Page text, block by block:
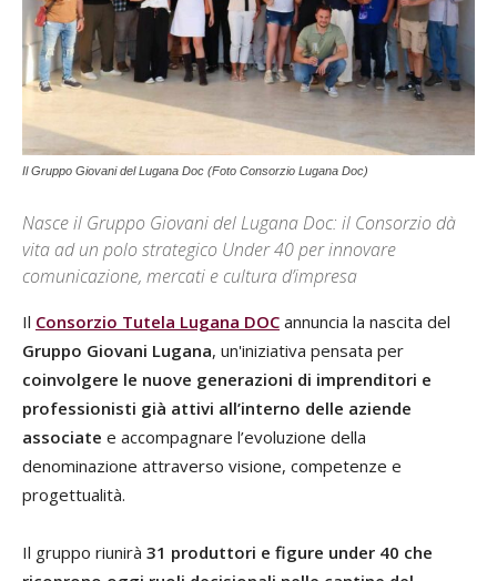
Il Gruppo Giovani del Lugana Doc (Foto Consorzio Lugana Doc)
Nasce il Gruppo Giovani del Lugana Doc: il Consorzio dà
vita ad un polo strategico Under 40 per innovare
comunicazione, mercati e cultura d’impresa
Il Consorzio Tutela Lugana DOC annuncia la nascita del
Gruppo Giovani Lugana, un'iniziativa pensata per
coinvolgere le nuove generazioni di imprenditori e
professionisti già attivi all’interno delle aziende
associate e accompagnare l’evoluzione della
denominazione attraverso visione, competenze e
progettualità.
Il gruppo riunirà 31 produttori e figure under 40 che